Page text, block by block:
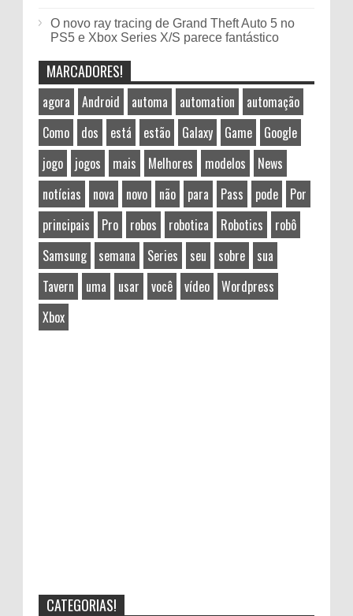
O novo ray tracing de Grand Theft Auto 5 no
PS5 e Xbox Series X/S parece fantástico
MARCADORES!
agora Android automa automation
automação
Como
dos está estão Galaxy Game
Google
jogo
jogos mais Melhores modelos
News
notícias
nova novo não para Pass pode
Por
principais
Pro robos robotica Robotics
robô
Samsung
semana Series seu sobre
sua
Tavern
uma usar você vídeo
Wordpress
Xbox
CATEGORIAS!